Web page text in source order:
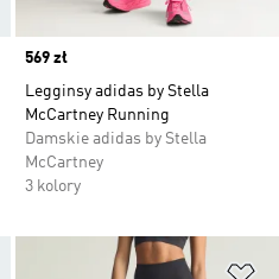
Price
569 zł
Legginsy adidas by Stella
McCartney Running
Damskie adidas by Stella
McCartney
3 kolory
Dodaj do listy życzeń